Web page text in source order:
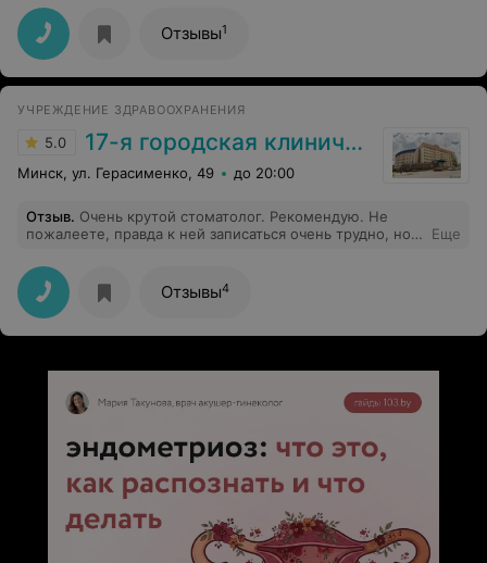
операцию, зав.отд стоматологии 36 поликлиники,
должна была выписать больничный , но просто не
захотела этого делать. А с предоставлеными
нормативными актами по этому вопросу не пожелала
даже ознакомиться. Таким закон не писан ? Потому и
Отзывы1
УЧРЕЖДЕНИЕ ЗДРАВООХРАНЕНИЯ
5.0 17-я городская клиническая поликлиника
Минск, ул. Герасименко, 49 до 20:00
Отзыв. Очень крутой стоматолог. Рекомендую. Не
пожалеете, правда к ней записаться очень трудно, но
Еще
Отзывы4